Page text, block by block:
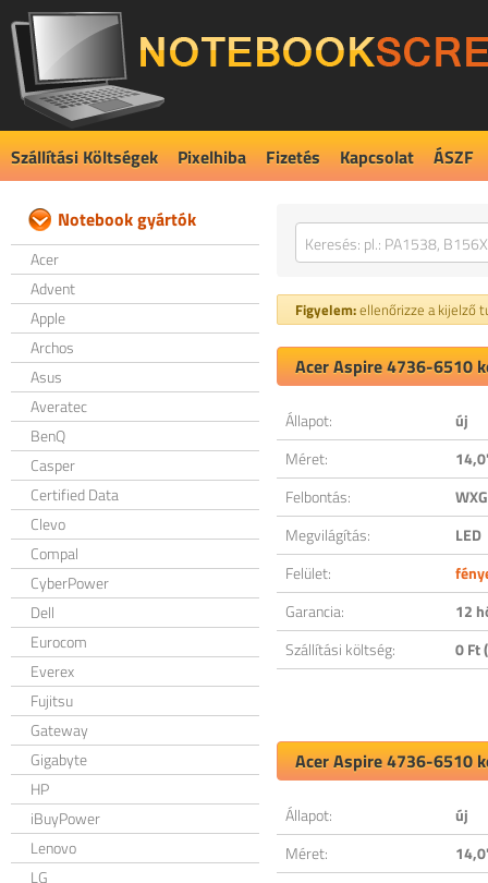
Szállítási Költségek Pixelhiba Fizetés Kapcsolat ÁSZF
Notebook gyártók
Acer
Advent
Apple
Archos
Asus
Averatec
BenQ
Casper
Certified Data
Clevo
Compal
CyberPower
Dell
Eurocom
Everex
Fujitsu
Gateway
Gigabyte
HP
iBuyPower
Lenovo
LG
Figyelem:ellenőrizze a kijelző
Acer Aspire 4736-6510
Állapot:
új
Méret:
Felbontás:
Megvilágítás:
LED
Felület:
Garancia:
12
Szállítási költség:
0 Ft
Acer Aspire 4736-6510
Állapot:
új
Méret: